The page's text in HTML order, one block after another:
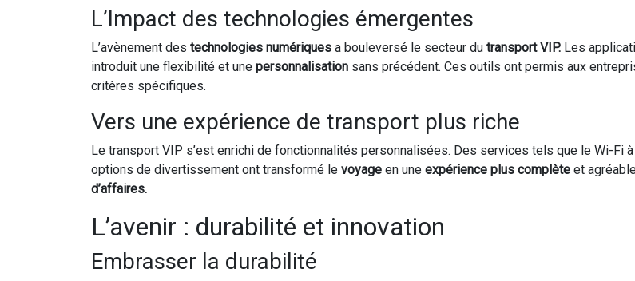
L’Impact des technologies émergentes
L’avènement des technologies numériques a bouleversé le secteur du transport VIP. Les
introduit une flexibilité et une personnalisation sans précédent. Ces outils ont permis aux
critères spécifiques.
Vers une expérience de transport plus riche
Le transport VIP s’est enrichi de fonctionnalités personnalisées. Des services tels que le Wi-Fi
options de divertissement ont transformé le voyage en une expérience plus complète et
d’affaires.
L’avenir : durabilité et innovation
Embrasser la durabilité